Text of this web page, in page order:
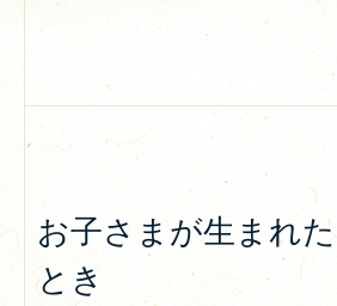
お子さまが生まれた
とき